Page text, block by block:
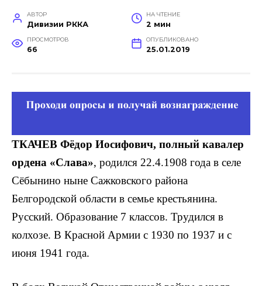
АВТОР
Дивизии РККА
НА ЧТЕНИЕ
2 мин
ПРОСМОТРОВ
66
ОПУБЛИКОВАНО
25.01.2019
ТКАЧЕВ Фёдор Иосифович, полный кавалер
ордена «Слава», родился 22.4.1908 года в селе
Сёбынино ныне Сажковского района
Белгородской области в семье крестьянина.
Русский. Образование 7 классов. Трудился в
колхозе. В Красной Армии с 1930 по 1937 и с
июня 1941 года.